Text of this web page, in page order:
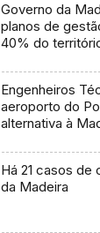
Governo da
planos de
40% do
Engenheiros
aeroporto do
alternativa à
Há 21 casos de
da Madeira